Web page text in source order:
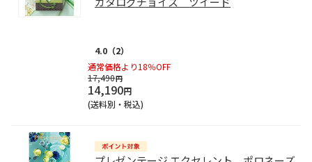
4.0 （2）
通常価格より18％OFF
17,490円
14,190円
(送料別・税込)